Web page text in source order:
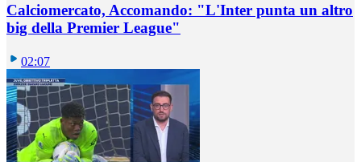
Calciomercato, Accomando: "L'Inter punta un altro
big della Premier League"
02:07